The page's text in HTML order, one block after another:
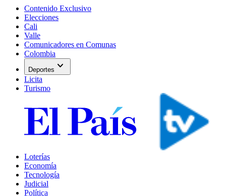
Contenido Exclusivo
Elecciones
Cali
Valle
Comunicadores en Comunas
Colombia
Deportes expand_more
Licita
Turismo
Loterías
Economía
Tecnología
Judicial
Política